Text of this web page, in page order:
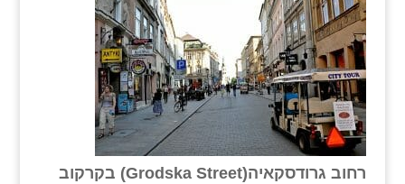
רחוב גרודסקאיה(Grodska Street) בקרקוב